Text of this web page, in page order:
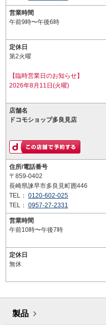
営業時間
午前9時〜午後6時
定休日
第2火曜
【臨時営業日のお知らせ】
2026年8月11日(火曜)
店舗名
ドコモショップ多良見店
住所/電話番号
〒859-0402
長崎県諫早市多良見町囲446
TEL： 0120-602-025
TEL： 0957-27-2331
営業時間
午前10時〜午後7時
定休日
無休
製品